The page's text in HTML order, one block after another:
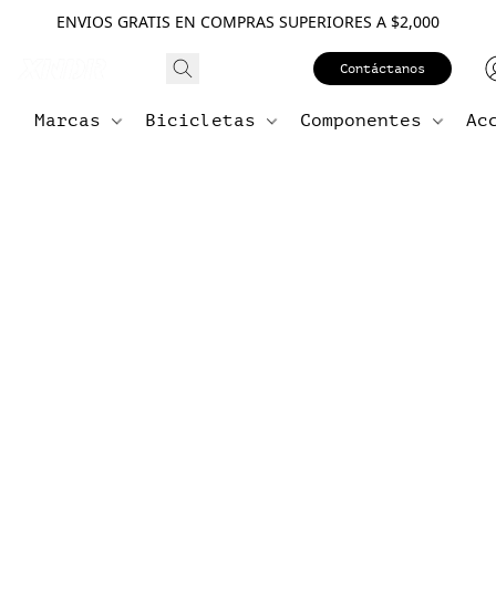
ENVIOS GRATIS EN COMPRAS SUPERIORES A $2,000
Contáctanos
Marcas Bicicletas Componentes